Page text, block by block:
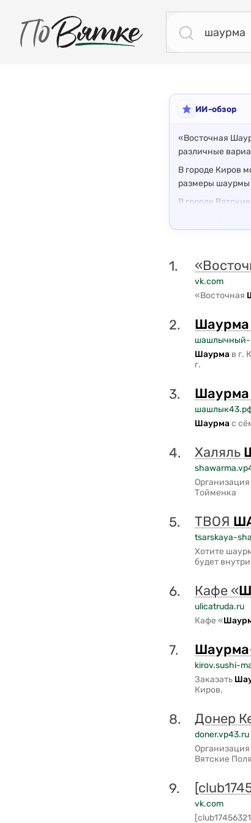
ИИ-обзор
«Восточная
различные
В городе Киров
размеры шаурмы
В городе
Кировская
1.
vk.com
«Восточная
2. Шаурма
Шаурма в г.
г.
3. Шаурма
Шаурмас
4. Халяль
Тойменка
5. ТВОЯ
tsarskaya-
Хотите
будет
6. Кафе «
ulicatruda.ru
Кафе «
7. Шаурма
kirov.sushi-
Заказать
Киров.
8. Донер
doner.vp43.ru
Вятские
9.
vk.com